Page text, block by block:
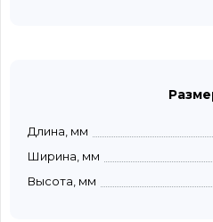
Длина, мм
Ширина, мм
Высота, мм